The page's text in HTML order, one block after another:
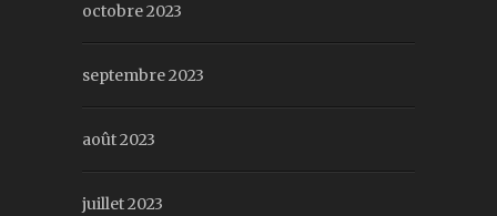
octobre 2023
septembre 2023
août 2023
juillet 2023